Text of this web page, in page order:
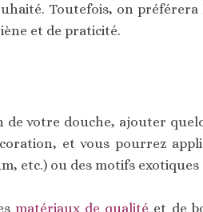
Toutefois, on
et de praticité.
votre douche, ajouter
et vous pourrez
etc.) ou des motifs
matériaux de qualité et de